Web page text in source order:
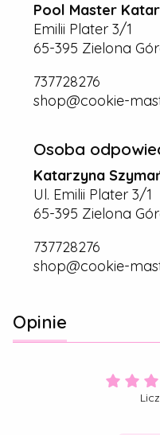
Pool Master
Emilii Plater 3/1
65-395 Zielona
737728276
shop@cookie-
Osoba
Katarzyna
Ul. Emilii Plater 3/1
65-395 Zielona
737728276
shop@cookie-
Opinie